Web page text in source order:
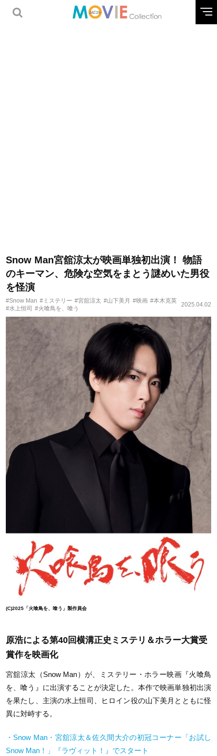
Snow Man宮舘涼太が映画単独初出演！ 物語
のキーマン、危険な空気をまとう謎めいた男役
を怪演
#Snow Man #ミステリー #宮舘涼太 #山下美月 #映画 #本木克英
#水上恒司 #火喰鳥を、喰う
2025.04.02
(C)2025「火喰鳥を、喰う」製作員会
原浩による第40回横溝正史ミステリ＆ホラー大賞受
賞作を映画化
宮舘涼太（Snow Man）が、ミステリー・ホラー映画『火喰鳥
を、喰う』に出演することが決定した。本作で映画単独初出演
を果たし、主演の水上恒司、ヒロイン役の山下美月とともに怪
異に対峙する。
・Snow Man・宮舘涼太＆佐久間大介の初冠コーナー「お試し
Snow Man！」『ラヴィット！』でスタート